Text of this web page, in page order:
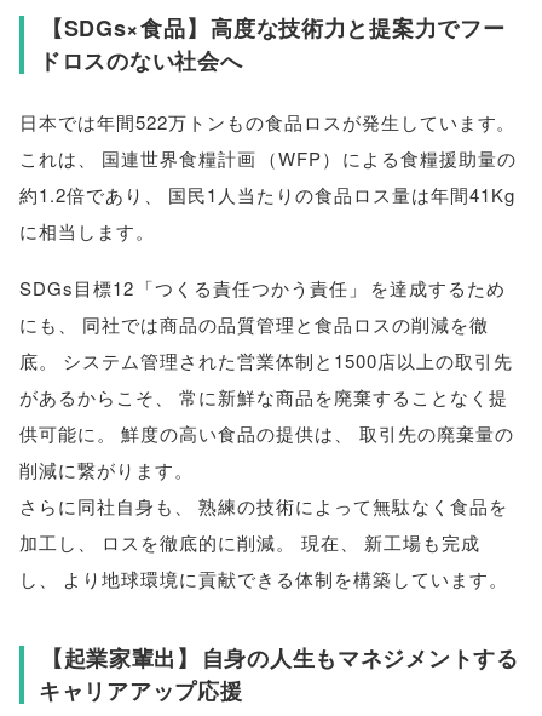
【SDGs×食品】 高度な技術力と提案力でフー
ドロスのない社会へ
日本では年間522万トンもの食品ロスが発生しています。
これは
国連世界食糧計画 （WFP） による食糧援助量の
約1.2倍であり
国民1人当たりの食品ロス量は年間41Kg
に相当します。
SDGs目標12 「つくる責任つかう責任 」
を達成するため
にも
同社では商品の品質管理と食品ロスの削減を徹
底。
システム管理された営業体制と1500店以上の取引先
があるからこそ
常に新鮮な商品を廃棄することなく提
供可能に 。 鮮度の高い食品の提供は
取引先の廃棄量の
削減に繋がります。
さらに同社自身も
熟練の技術によって無駄なく食品を
加工し
ロスを徹底的に削減。 現在
新工場も完成
し
より地球環境に貢献できる体制を構築しています。
【起業家輩出】 自身の人生もマネジメントする
キャリアアップ応援